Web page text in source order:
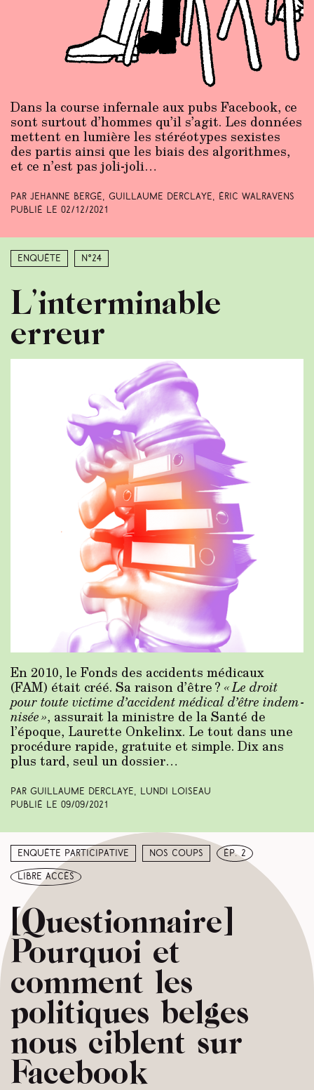
Dans la course infernale aux pubs Facebook, ce
sont surtout d’hommes qu’il s’agit. Les données
mettent en lumière les stéréotypes sexistes
des partis ainsi que les biais des algorithmes,
et ce n’est pas joli-joli…
Par Jehanne Bergé, Guillaume Derclaye, Éric Walravens
Publié le 02/12/2021
Enquête N°24
L’interminable
erreur
En 2010, le Fonds des accidents médicaux
(FAM) était créé. Sa raison d’être ? « Le droit
pour toute victime d’accident médical d’être indem­
nisée », assurait la ministre de la Santé de
l’époque, Laurette Onkelinx. Le tout dans une
procédure rapide, gratuite et simple. Dix ans
plus tard, seul un dossier…
Par Guillaume Derclaye, Lundi Loiseau
Publié le 09/09/2021
Enquête participative Nos coups ép. 2
libre accès
[Questionnaire]
Pourquoi et
comment les
politiques belges
nous ciblent sur
Facebook